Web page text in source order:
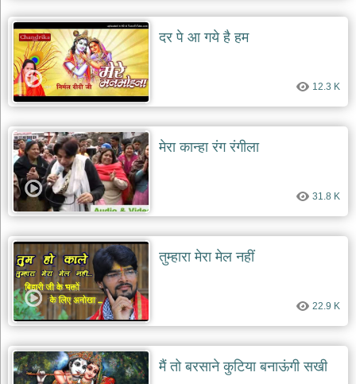
दर पे आ गये है हम
12.3 K
मेरा कान्हा रंग रंगीला
31.8 K
तुम्हारा मेरा मेल नहीं
22.9 K
मैं तो बरसाने कुटिया बनाऊंगी सखी